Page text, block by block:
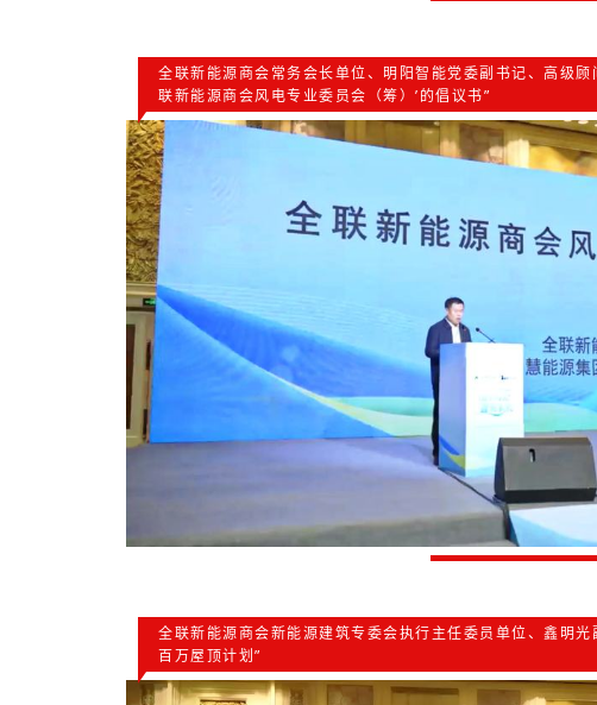
全联新能源商会常务会长单位、明阳智能党委副书记、高级顾
联新能源商会风电专业委员会（筹）’的倡议书”
全联新能源商会新能源建筑专委会执行主任委员单位、鑫明
百万屋顶计划”